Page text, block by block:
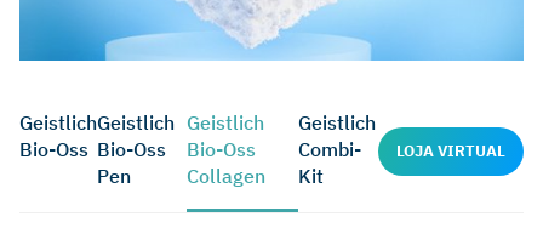
Geistlich
Bio-Oss
Geistlich
Bio-Oss
Pen
Geistlich
Bio-Oss
Collagen
Geistlich
Combi-
Kit
LOJA VIRTUAL